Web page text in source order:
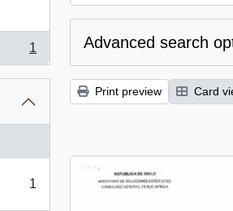
1
1
Advanced search
Print preview Card